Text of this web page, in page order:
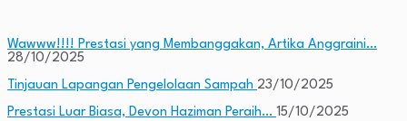
Wawww!!!! Prestasi yang Membanggakan, Artika Anggraini…
28/10/2025
Tinjauan Lapangan Pengelolaan Sampah 23/10/2025
Prestasi Luar Biasa, Devon Haziman Peraih… 15/10/2025